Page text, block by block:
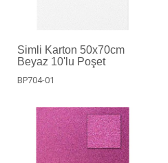
Simli Karton 50x70cm
Beyaz 10'lu Poşet
BP704-01